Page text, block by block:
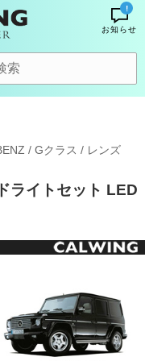
!
お知らせ
/ Gクラス / レンズ
ライトセット LED